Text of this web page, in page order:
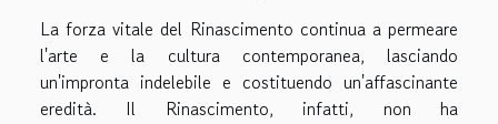
La forza vitale del Rinascimento continua a permeare
l'arte e la cultura contemporanea, lasciando
un'impronta indelebile e costituendo un'affascinante
eredità. Il Rinascimento, infatti, non ha